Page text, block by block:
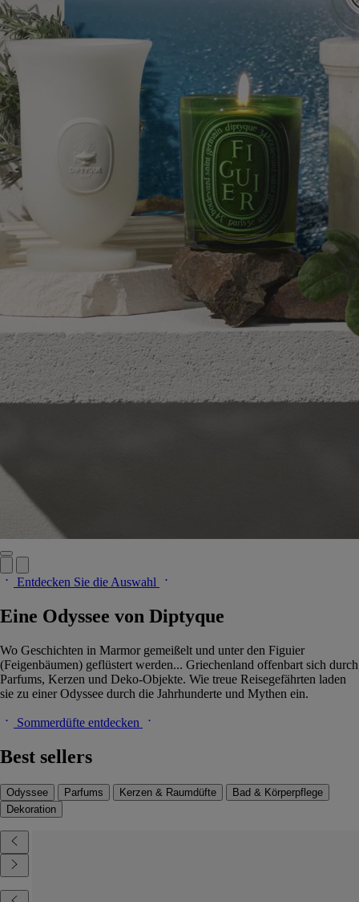
Entdecken Sie die Auswahl
Eine Odyssee von Diptyque
Wo Geschichten in Marmor gemeißelt und unter den Figuier
(Feigenbäumen) geflüstert werden... Griechenland offenbart sich durch
Parfums, Kerzen und Deko-Objekte. Wie treue Reisegefährten laden
sie zu einer Odyssee durch die Jahrhunderte und Mythen ein.
Sommerdüfte entdecken
Best sellers
Odyssee Parfums Kerzen & Raumdüfte
Bad & Körperpflege
Dekoration